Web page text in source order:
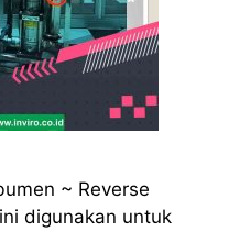
~ Reverse
digunakan untuk